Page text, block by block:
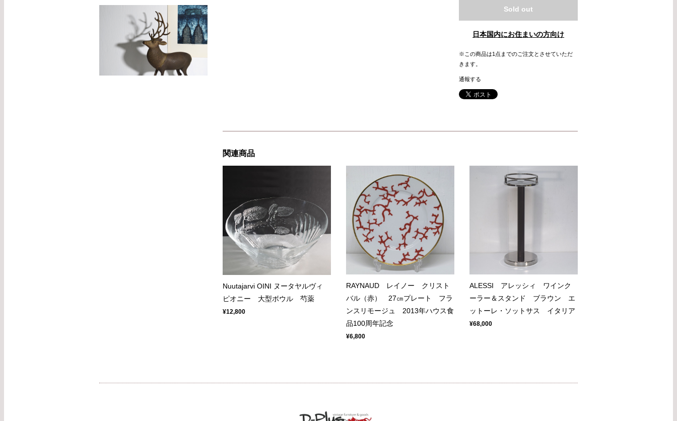
Sold out
日本国内にお住まいの方向け
※この商品は1点までのご注文とさせていただ
きます。
通報する
関連商品
Nuutajarvi OINI ヌータヤルヴィ
ピオニー 大型ボウル 芍薬
¥12,800
RAYNAUD レイノー クリスト
バル（赤） 27㎝プレート フラ
ンスリモージュ 2013年ハウス食
品100周年記念
¥6,800
ALESSI アレッシィ ワインク
ーラー＆スタンド ブラウン エ
ットーレ・ソットサス イタリア
¥68,000